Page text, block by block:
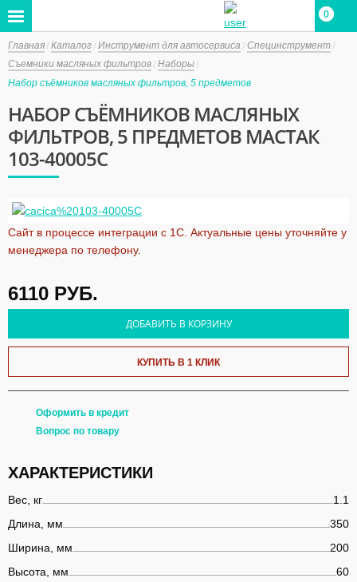
0
0
Главная Каталог Инструмент для автосервиса
Специнструмент
Съемники масляных фильтров Наборы
Набор съёмников масляных фильтров, 5 предметов
НАБОР СЪЁМНИКОВ МАСЛЯНЫХ
ФИЛЬТРОВ, 5 ПРЕДМЕТОВ МАСТАК
103-40005C
Сайт в процессе интеграции с 1С. Актуальные цены уточняйте у
менеджера по телефону.
6110 РУБ.
ДОБАВИТЬ В КОРЗИНУ
КУПИТЬ В 1 КЛИК
Оформить в кредит
Вопрос по товару
ХАРАКТЕРИСТИКИ
Вес, кг
1.1
Длина, мм
350
Ширина, мм
200
Высота, мм
60